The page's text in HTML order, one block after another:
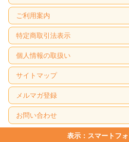
ご利用案内
特定商取引法表示
個人情報の取扱い
サイトマップ
メルマガ登録
お問い合わせ
表示：スマートフォ